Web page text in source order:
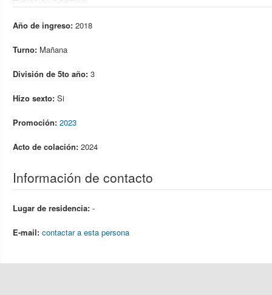
Año de ingreso: 2018
Turno: Mañana
División de 5to año: 3
Hizo sexto: Si
Promoción: 2023
Acto de colación: 2024
Información de contacto
Lugar de residencia: -
E-mail: contactar a esta persona